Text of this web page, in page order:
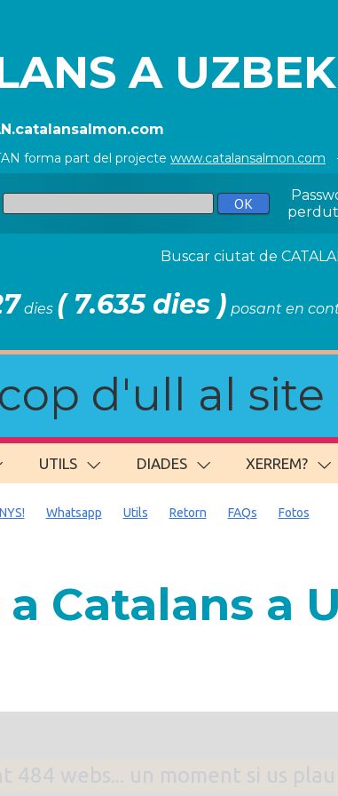
A
forma part del projecte www.catalansalmon.com
Buscar ciutat de
dies ( 7.635 dies ) posant en
d'ull al site
UTILS DIADES XERREM?
Whatsapp Utils Retorn FAQs Fotos
Catalans a
484 webs... un moment si us plau